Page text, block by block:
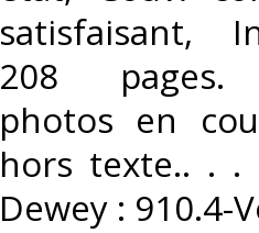
satisfaisant,
208 pages.
photos en
hors texte.. . .
Dewey : 910.4-